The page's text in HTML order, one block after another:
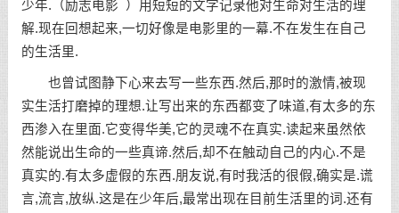
少年.（励志电影
）用短短的文字记录他对生命对生活的理
解.现在回想起来,一切好像是电影里的一幕.不在发生在自己
的生活里.
也曾试图静下心来去写一些东西.然后,那时的激情,被现
实生活打磨掉的理想.让写出来的东西都变了味道,有太多的东
西渗入在里面.它变得华美,它的灵魂不在真实.读起来虽然依
然能说出生命的一些真谛.然后,却不在触动自己的内心.不是
真实的.有太多虚假的东西.朋友说,有时我活的很假,确实是.谎
言,流言,放纵.这是在少年后,最常出现在目前生活里的词.还有